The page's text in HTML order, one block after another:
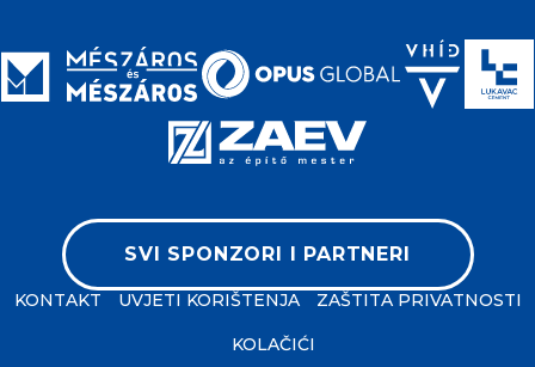
SVI SPONZORI I PARTNERI
KONTAKT UVJETI KORIŠTENJA ZAŠTITA PRIVATNOSTI
KOLAČIĆI